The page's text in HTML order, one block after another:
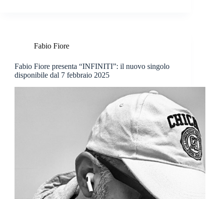
Fabio Fiore
Fabio Fiore presenta “INFINITI”: il nuovo singolo
disponibile dal 7 febbraio 2025